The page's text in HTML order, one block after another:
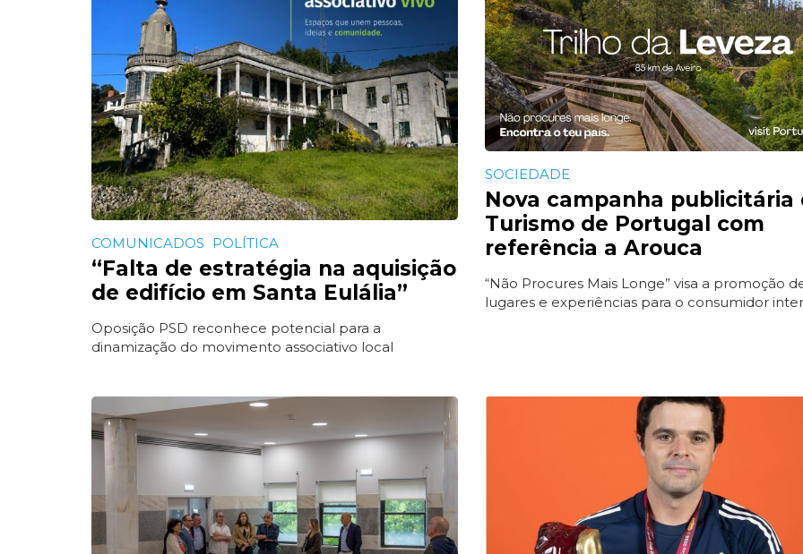
COMUNICADOS POLÍTICA
“Falta de estratégia na aquisição
de edifício em Santa Eulália”
Oposição PSD reconhece potencial para a
dinamização do movimento associativo local
SOCIEDADE
Nova campanha publicitária
Turismo de Portugal com
referência a Arouca
“Não Procures Mais Longe” visa a promoção
lugares e experiências para o consumidor